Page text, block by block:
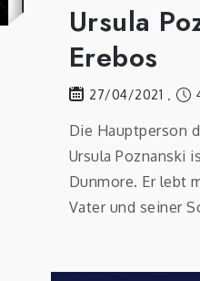
Ursula
Erebos
27/04/2021
Die Hauptperson
Ursula Poznanski
Dunmore. Er lebt
Vater und seiner